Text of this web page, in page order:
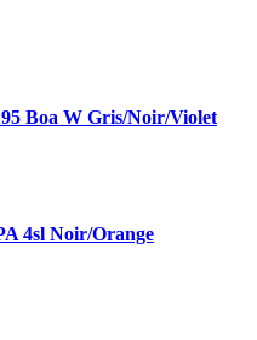
Boa W Gris/Noir/Violet
4sl Noir/Orange